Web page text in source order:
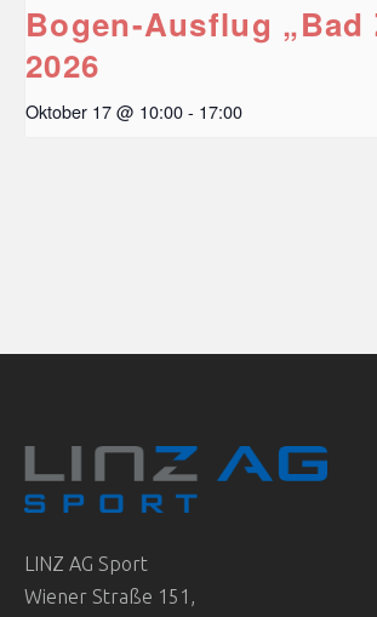
Bogen-Ausflug „Bad
2026
Oktober 17 @ 10:00- 17:00
LINZ AG Sport
Wiener Straße 151,